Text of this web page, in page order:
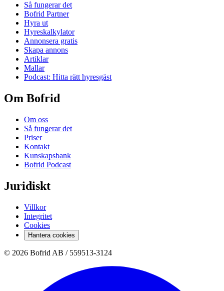
Så fungerar det
Bofrid Partner
Hyra ut
Hyreskalkylator
Annonsera gratis
Skapa annons
Artiklar
Mallar
Podcast: Hitta rätt hyresgäst
Om Bofrid
Om oss
Så fungerar det
Priser
Kontakt
Kunskapsbank
Bofrid Podcast
Juridiskt
Villkor
Integritet
Cookies
Hantera cookies
© 2026 Bofrid AB / 559513-3124